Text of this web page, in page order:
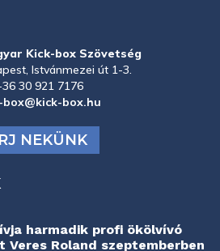
Kick-box Szövetség
Istvánmezei út 1-3.
30 921 7176
box@kick-box.hu
NEKÜNK
harmadik profi ökölvívó
Veres Roland szeptemberben